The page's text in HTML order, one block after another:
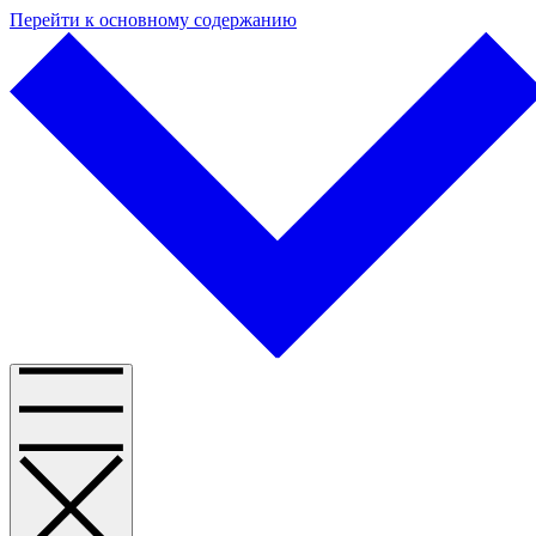
Перейти к основному содержанию